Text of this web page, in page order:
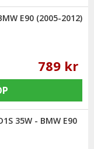
E90 (2005-2012)
789 kr
35W - BMW E90